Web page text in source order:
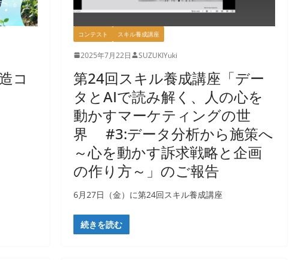
コ
コンテスト スキル養成講座
2025年7月22日 SUZUKIYuki
第24回スキル養成講座「デー
タとAIで読み解く、人の心を
動かすマーケティングの世
界 #3:データ分析から施策へ
～心を動かす訴求戦略と企画
の作り方～」のご報告
6月27日（金）に第24回スキル養成講座
続きを読む